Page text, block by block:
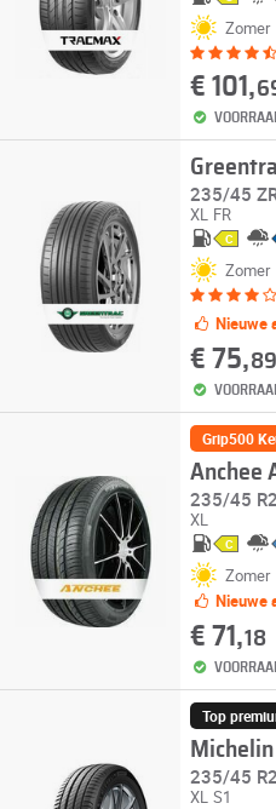
Zomer
€ 101,
235/45
XL FR
C
Zomer
Nieuwe
€ 75,89
Grip500
Anchee
235/45
XL
C
Zomer
Nieuwe
€ 71,18
Top
235/45
XL S1